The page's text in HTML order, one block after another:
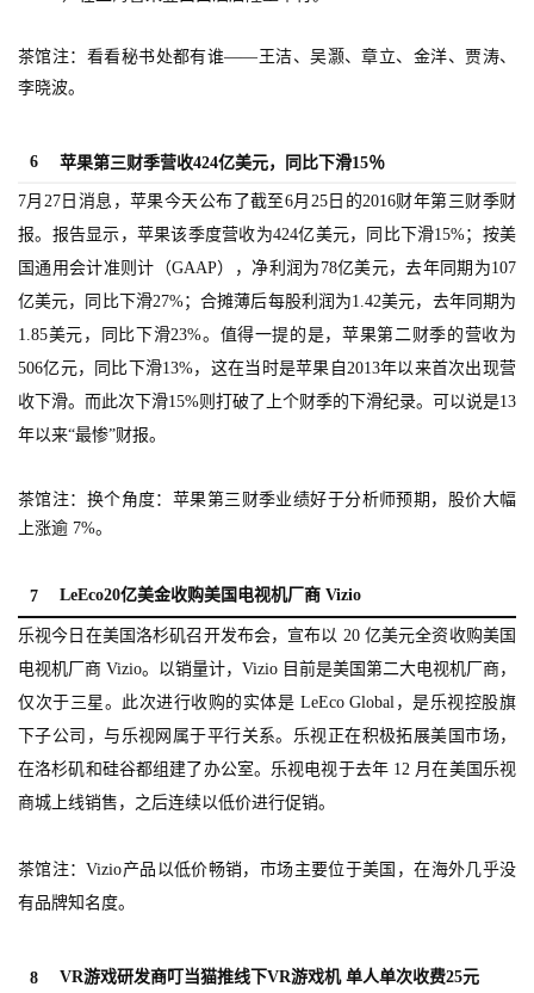
单
机
休
闲
游
戏
2
2
5
十
三
金
茶
奖
月
0
游
茶馆注：看看秘书处都有谁——王洁、吴灏、章立、金洋、贾涛、
李晓波。
6 苹果第三财季营收424亿美元，同比下滑15％
7月27日消息，苹果今天公布了截至6月25日的2016财年第三财季财
报。报告显示，苹果该季度营收为424亿美元，同比下滑15%；按美
国通用会计准则计（GAAP），净利润为78亿美元，去年同期为107
亿美元，同比下滑27%；合摊薄后每股利润为1.42美元，去年同期为
1.85美元，同比下滑23%。值得一提的是，苹果第二财季的营收为
506亿元，同比下滑13%，这在当时是苹果自2013年以来首次出现营
收下滑。而此次下滑15%则打破了上个财季的下滑纪录。可以说是13
年以来“最惨”财报。
茶馆注：换个角度：苹果第三财季业绩好于分析师预期，股价大幅
上涨逾 7%。
7 LeEco20亿美金收购美国电视机厂商 Vizio
乐视今日在美国洛杉矶召开发布会，宣布以 20 亿美元全资收购美国
电视机厂商 Vizio。以销量计，Vizio 目前是美国第二大电视机厂商，
仅次于三星。此次进行收购的实体是 LeEco Global，是乐视控股旗
下子公司，与乐视网属于平行关系。乐视正在积极拓展美国市场，
在洛杉矶和硅谷都组建了办公室。乐视电视于去年 12 月在美国乐视
商城上线销售，之后连续以低价进行促销。
茶馆注：Vizio产品以低价畅销，市场主要位于美国，在海外几乎没
有品牌知名度。
8 VR游戏研发商叮当猫推线下VR游戏机 单人单次收费25元